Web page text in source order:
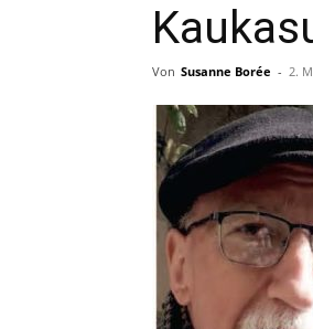
Von Susanne Borée - 2.